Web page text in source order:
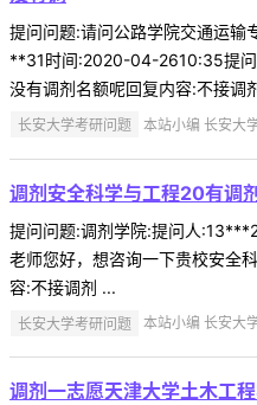
提问问题:请问公路学院交通运输
**31时间:2020-04-2610:35提问
没有调剂名额呢回复内容:不接调
长安大学考研问题 本站小编 长安大
调剂安全科学与工程20有调
提问问题:调剂学院:提问人
老师您好，想咨询一下贵校安全
容:不接调剂 ...
长安大学考研问题 本站小编 长安大
调剂一志愿天津大学土木工